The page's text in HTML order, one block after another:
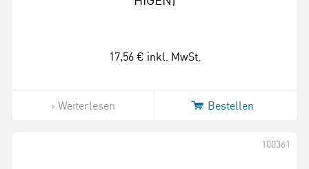
17,56 € inkl. MwSt.
Weiterlesen Bestellen
100361